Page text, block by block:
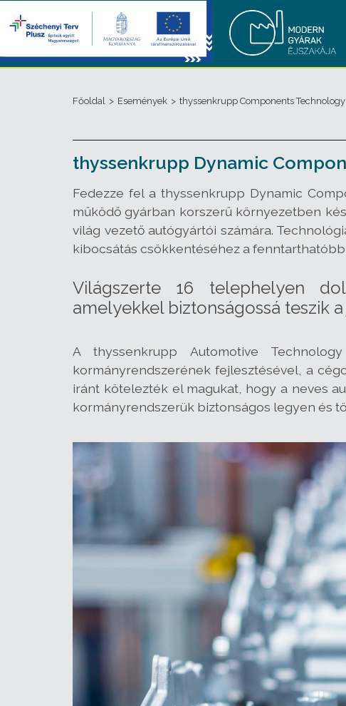
Főoldal > Események > thyssenkrupp Components
thyssenkrupp Dynamic
Fedezze fel a thyssenkrupp Dynamic
működő gyárban korszerű környezetben
világ vezető autógyártói számára.
kibocsátás csökkentéséhez a
Világszerte 16 telephelyen
amelyekkel biztonságossá teszik
A thyssenkrupp Automotive
kormányrendszerének fejlesztésével, a
iránt kötelezték el magukat, hogy a neves
kormányrendszerük biztonságos legyen és